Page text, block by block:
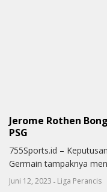
Jerome Rothen
PSG
755Sports.id –
Germain tampaknya
Juni 12, 2023 - Liga Perancis